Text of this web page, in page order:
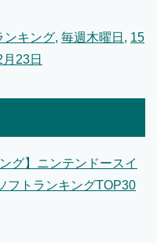
ンキング, 毎週木曜日 , 15
23日
グ】ニンテンドースイ
フトランキングTOP30